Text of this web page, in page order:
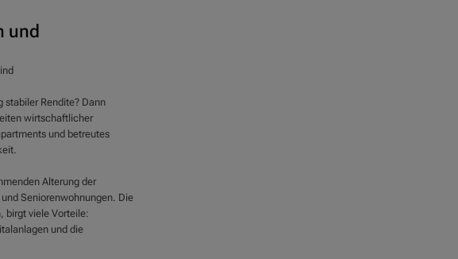
und
Rendite? Dann
wirtschaftlicher
und betreutes
Alterung der
Seniorenwohnungen. Die
birgt viele Vorteile:
und die